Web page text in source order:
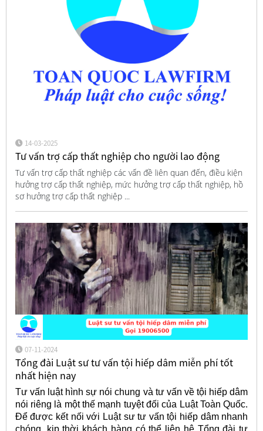
14-03-2025
Tư vấn trợ cấp thất nghiệp cho người lao động
Tư vấn trợ cấp thất nghiệp các vấn đề liên quan đến, điều kiện
hưởng trợ cấp thất nghiệp, mức hưởng trợ cấp thất nghiệp, hồ
sơ hưởng trợ cấp thất nghiệp ...
07-11-2024
Tổng đài Luật sư tư vấn tội hiếp dâm miễn phí tốt
nhất hiện nay
Tư vấn luật hình sự nói chung và tư vấn về tội hiếp dâm
nói riêng là một thế mạnh tuyệt đối của Luật Toàn Quốc.
Để được kết nối với Luật sư tư vấn tội hiếp dâm nhanh
chóng, kịp thời khách hàng có thể liên hệ Tổng đài tư